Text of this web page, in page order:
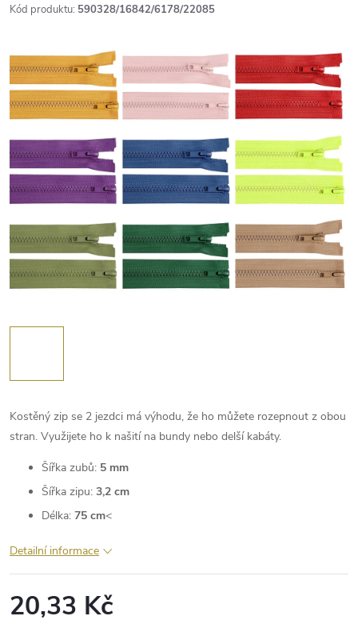
Kód produktu: 590328/16842/6178/22085
Kostěný zip se 2 jezdci má výhodu, že ho můžete rozepnout z obou
stran. Využijete ho k našití na bundy nebo delší kabáty.
Šířka zubů: 5 mm
Šířka zipu: 3,2 cm
Délka: 75 cm<
Detailní informace
20,33 Kč